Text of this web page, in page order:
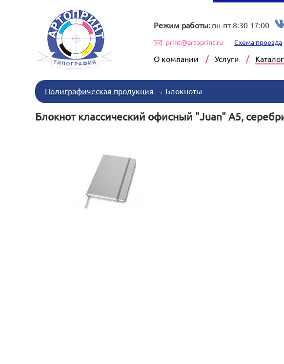
Режим работы: пн-пт 8:30 17:00
print@artoprint.ru Схема проезда
О компании Услуги Каталог
Полиграфическая продукция → Блокноты
Блокнот классический офисный "Juan" А5,